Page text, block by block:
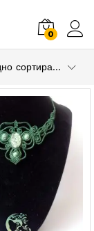
0
Стандардно сортирање